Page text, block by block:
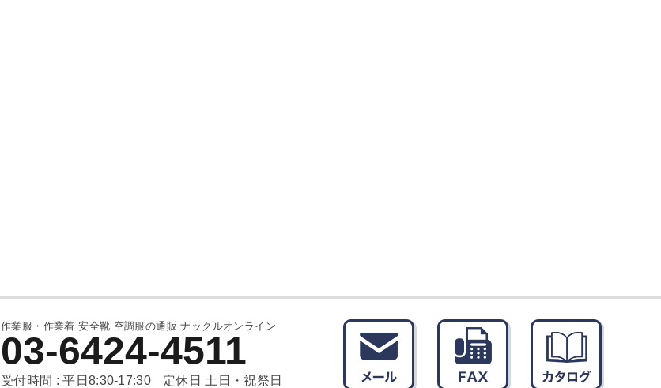
作業服・作業着 安全靴 空調服の通販 ナックルオンライン
03-6424-4511
受付時間 : 平日8:30-17:30 定休日 土日・祝祭日